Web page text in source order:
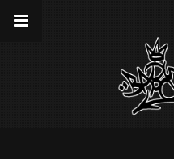
__gaTracker('send','pageview');